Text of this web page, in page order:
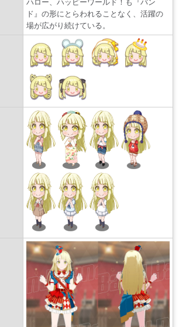
ハロー、ハッピーワールド！も『バン
ド』の形にとらわれることなく、活躍の
場が広がり続けている。